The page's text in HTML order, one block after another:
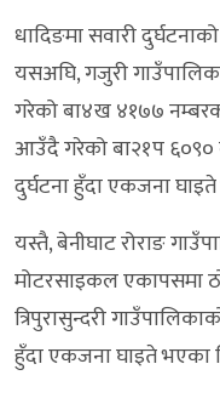
धादिङमा सवारी
यसअघि, गजुरी
गरेको बा४ख ४१७७
आउँदै गरेको बा२१प
दुर्घटना हुँदा एकजना
यस्तै, बेनीघाट रोराङ
मोटरसाइकल एकापसमा
त्रिपुरासुन्दरी
हुँदा एकजना घाइते भएका